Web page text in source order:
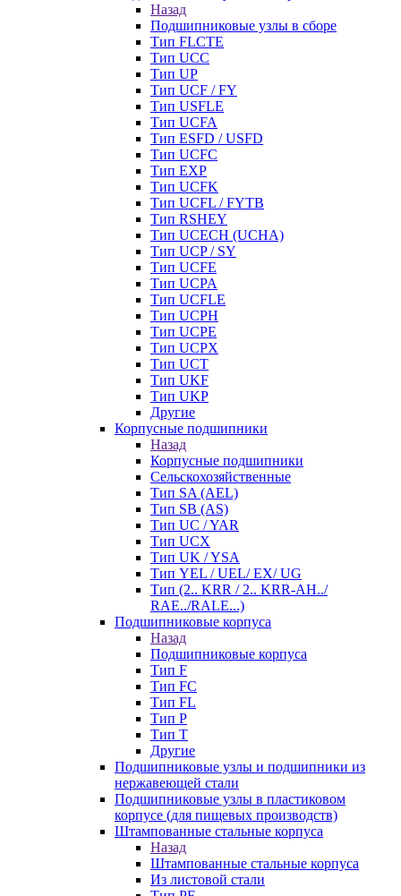
Назад
Подшипниковые узлы в сборе
Тип FLCTE
Тип UCC
Тип UP
Тип UCF / FY
Тип USFLE
Тип UCFA
Тип ESFD / USFD
Тип UCFC
Тип EXP
Тип UCFK
Тип UCFL / FYTB
Тип RSHEY
Тип UCECH (UCHA)
Тип UCP / SY
Тип UCFE
Тип UCPA
Тип UCFLE
Тип UCPH
Тип UCPE
Тип UCPX
Тип UCT
Тип UKF
Тип UKP
Другие
Корпусные подшипники
Назад
Корпусные подшипники
Сельскохозяйственные
Тип SA (AEL)
Тип SB (AS)
Тип UC / YAR
Тип UCX
Тип UK / YSA
Тип YEL / UEL/ EX/ UG
Тип (2.. KRR / 2.. KRR-AH../
RAE../RALE...)
Подшипниковые корпуса
Назад
Подшипниковые корпуса
Тип F
Тип FC
Тип FL
Тип P
Тип T
Другие
Подшипниковые узлы и подшипники из
нержавеющей стали
Подшипниковые узлы в пластиковом
корпусе (для пищевых производств)
Штампованные стальные корпуса
Назад
Штампованные стальные корпуса
Из листовой стали